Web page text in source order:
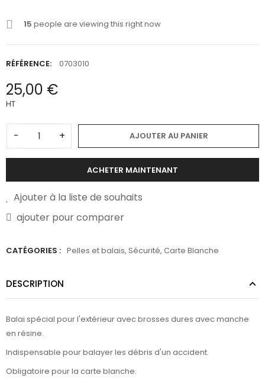
15 people are viewing this right now
RÉFÉRENCE: 0703010
25,00 €
HT
- + AJOUTER AU PANIER
ACHETER MAINTENANT
Ajouter à la liste de souhaits
ajouter pour comparer
CATÉGORIES : Pelles et balais, Sécurité, Carte Blanche
DESCRIPTION
Balai spécial pour l'extérieur avec brosses dures avec manche
en résine.
Indispensable pour balayer les débris d'un accident.
Obligatoire pour la carte blanche.